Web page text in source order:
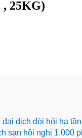
, 25KG)
dịch đòi hỏi hạ
sạn hội nghị 1.000